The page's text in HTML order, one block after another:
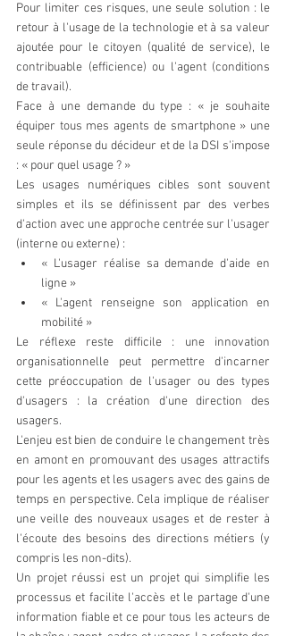
Pour limiter ces risques, une seule solution : le
retour à l'usage de la technologie et à sa valeur
ajoutée pour le citoyen (qualité de service), le
contribuable (efficience) ou l'agent (conditions
de travail).
Face à une demande du type : « je souhaite
équiper tous mes agents de smartphone » une
seule réponse du décideur et de la DSI s'impose
: « pour quel usage ? »
Les usages numériques cibles sont souvent
simples et ils se définissent par des verbes
d'action avec une approche centrée sur l'usager
(interne ou externe) :
« L'usager réalise sa demande d'aide en
ligne »
« L'agent renseigne son application en
mobilité »
Le réflexe reste difficile : une innovation
organisationnelle peut permettre d'incarner
cette préoccupation de l'usager ou des types
d'usagers : la création d'une direction des
usagers.
L'enjeu est bien de conduire le changement très
en amont en promouvant des usages attractifs
pour les agents et les usagers avec des gains de
temps en perspective. Cela implique de réaliser
une veille des nouveaux usages et de rester à
l'écoute des besoins des directions métiers (y
compris les non-dits).
Un projet réussi est un projet qui simplifie les
processus et facilite l'accès et le partage d'une
information fiable et ce pour tous les acteurs de